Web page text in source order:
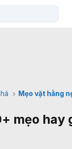
Mẹo vặt hằng
mẹo